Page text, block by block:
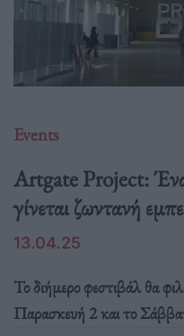
Events
Artgate Project: Ένα
γίνεται ζωντανή
13.04.25
Το διήμερο φεστιβάλ θα
Παρασκευή 2 και το